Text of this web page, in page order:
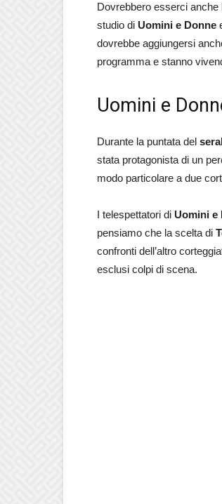
Dovrebbero esserci anche
studio di Uomini e Donne
dovrebbe aggiungersi
programma e stanno
Uomini e
Durante la puntata del
stata protagonista di un
modo particolare a due
I telespettatori di Uomini e
pensiamo che la scelta di
confronti dell’altro
esclusi colpi di scena.